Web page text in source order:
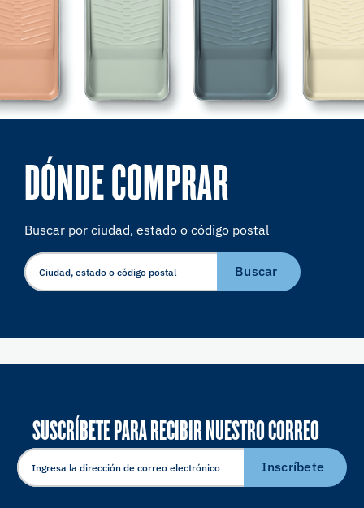
DÓNDE COMPRAR
Buscar por ciudad, estado o código postal
Buscar
SUSCRÍBETE PARA RECIBIR NUESTRO CORREO
ELECTRÓNICO
Inscríbete